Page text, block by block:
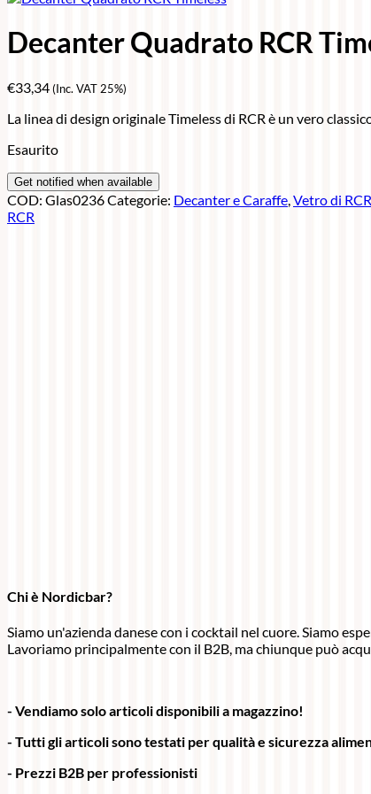
Decanter Quadrato RCR
€33,34(Inc. VAT 25%)
La linea di design originale Timeless di RCR è un vero
Esaurito
COD: Glas0236Categorie: Decanter e Caraffe,Vetro di
RCR
Chi è Nordicbar?
Siamo un'azienda danese con i cocktail nel cuore. Siamo
Lavoriamo principalmente con il B2B, ma chiunque può
- Vendiamo solo articoli disponibili a magazzino!
- Tutti gli articoli sono testati per qualità e sicurezza
- Prezzi B2B per professionisti